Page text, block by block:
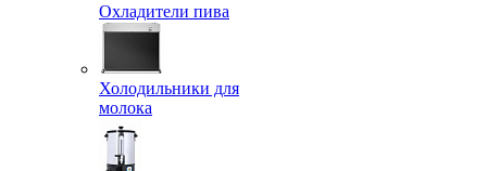
Охладители пива
Холодильники для
молока